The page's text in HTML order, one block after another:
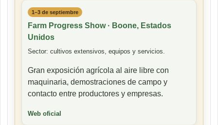
1–3 de septiembre
Farm Progress Show · Boone, Estados
Unidos
Sector: cultivos extensivos, equipos y servicios.
Gran exposición agrícola al aire libre con
maquinaria, demostraciones de campo y
contacto entre productores y empresas.
Web oficial